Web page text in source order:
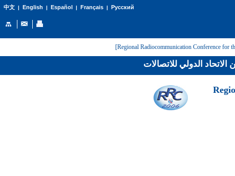
中文| English | Español | Français| Русский
الاتحاد الدولي للاتصالات